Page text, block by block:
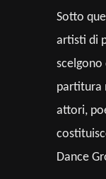
Sotto
artisti di
scelgono
partitura
attori,
Dance